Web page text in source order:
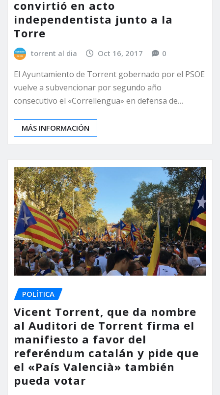
convirtió en acto
independentista junto a la
Torre
torrent al dia Oct 16, 2017 0
El Ayuntamiento de Torrent gobernado por el PSOE
vuelve a subvencionar por segundo año
consecutivo el «Correllengua» en defensa de…
MÁS INFORMACIÓN
POLÍTICA
Vicent Torrent, que da nombre
al Auditori de Torrent firma el
manifiesto a favor del
referéndum catalán y pide que
el «País Valencià» también
pueda votar